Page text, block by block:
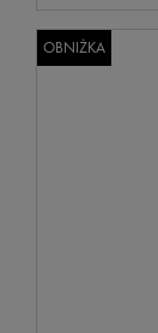
OBNIŻKA